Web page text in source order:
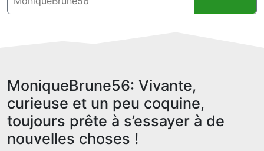
MoniqueBrune56: Vivante,
curieuse et un peu coquine,
toujours prête à s’essayer à de
nouvelles choses !